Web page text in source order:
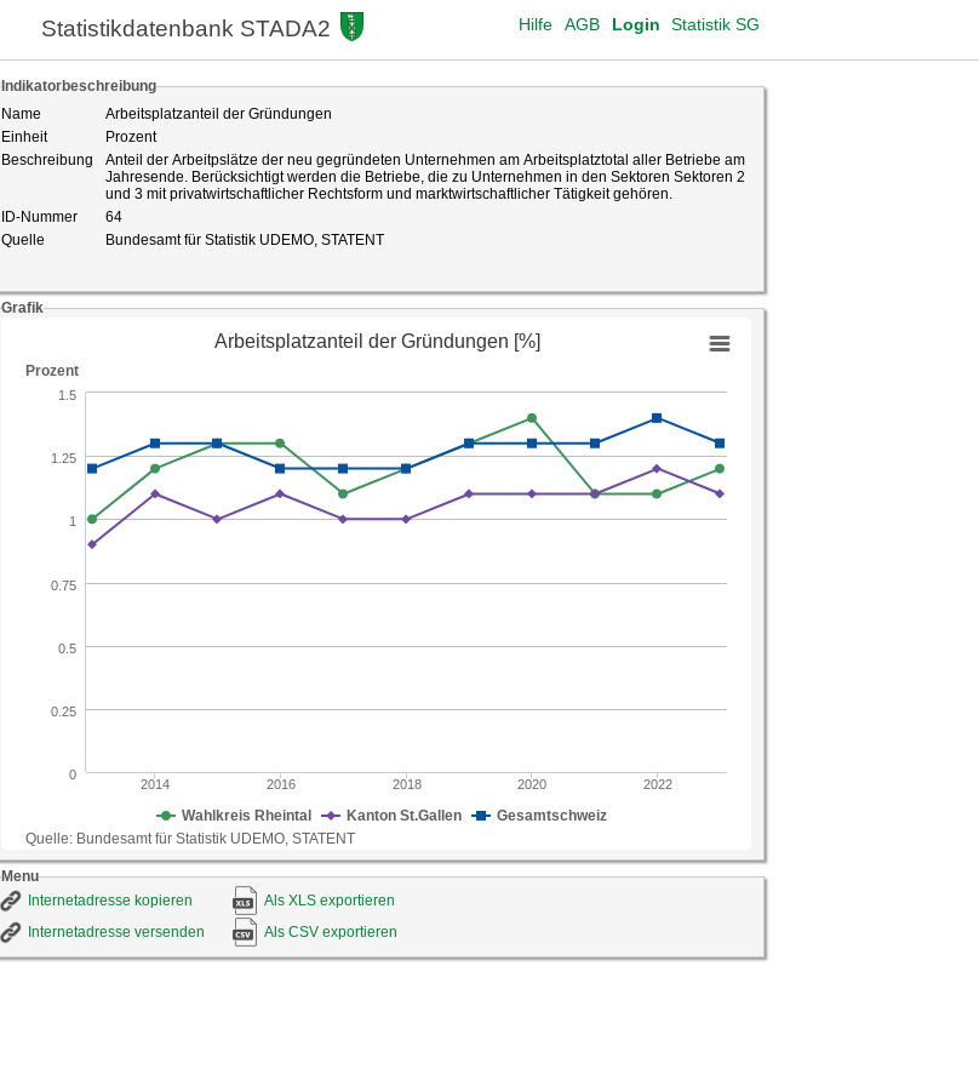
Statistikdatenbank STADA2 Login Statistik SG
AGB
Hilfe
Indikatorbeschreibung
Name
Arbeitsplatzanteil der Gründungen
Einheit
Prozent
Beschreibung
Anteil der Arbeitpslätze der neu gegründeten Unternehmen am Arbeitsplatztotal aller Betriebe am
Jahresende. Berücksichtigt werden die Betriebe, die zu Unternehmen in den Sektoren Sektoren 2
und 3 mit privatwirtschaftlicher Rechtsform und marktwirtschaftlicher Tätigkeit gehören.
ID-Nummer
64
Quelle
Bundesamt für Statistik UDEMO, STATENT
Grafik
Menu
Internetadresse kopieren
Als XLS exportieren
Internetadresse versenden
Als CSV exportieren